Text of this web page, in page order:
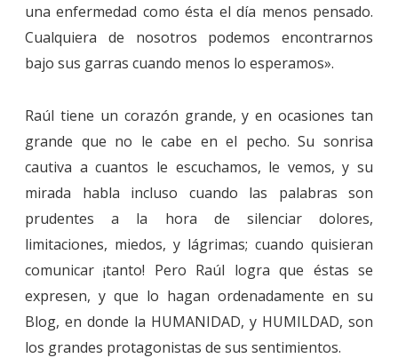
una enfermedad como ésta el día menos pensado.
Cualquiera de nosotros podemos encontrarnos
bajo sus garras cuando menos lo esperamos».
Raúl tiene un corazón grande, y en ocasiones tan
grande que no le cabe en el pecho. Su sonrisa
cautiva a cuantos le escuchamos, le vemos, y su
mirada habla incluso cuando las palabras son
prudentes a la hora de silenciar dolores,
limitaciones, miedos, y lágrimas; cuando quisieran
comunicar ¡tanto! Pero Raúl logra que éstas se
expresen, y que lo hagan ordenadamente en su
Blog, en donde la HUMANIDAD, y HUMILDAD, son
los grandes protagonistas de sus sentimientos.